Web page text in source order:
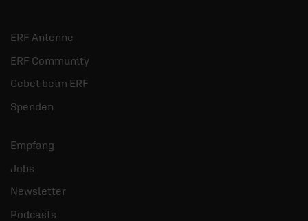
ERF Antenne
ERF Community
Gebet beim ERF
Spenden
Empfang
Jobs
Newsletter
Podcasts